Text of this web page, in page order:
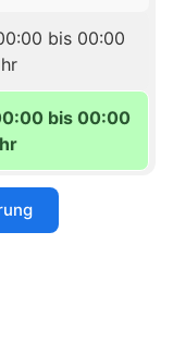
bis 00:00
bis 00:00